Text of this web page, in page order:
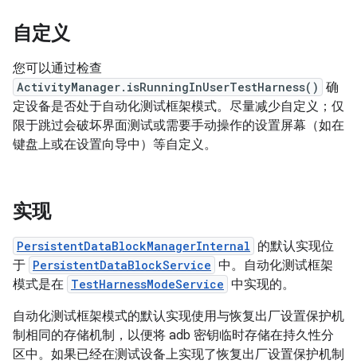
自定义
您可以通过检查
ActivityManager.isRunningInUserTestHarness() 确
定设备是否处于自动化测试框架模式。尽量减少自定义；仅
限于跳过会破坏界面测试或需要手动操作的设置屏幕（如在
键盘上或在设置向导中）等自定义。
实现
PersistentDataBlockManagerInternal 的默认实现位
于 PersistentDataBlockService 中。自动化测试框架
模式是在 TestHarnessModeService 中实现的。
自动化测试框架模式的默认实现使用与恢复出厂设置保护机
制相同的存储机制，以便将 adb 密钥临时存储在持久性分
区中。如果已经在测试设备上实现了恢复出厂设置保护机制